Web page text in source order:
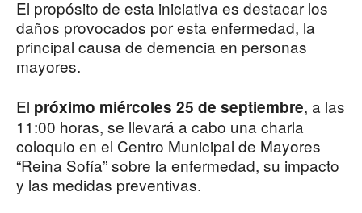
El propósito de esta iniciativa es destacar los
daños provocados por esta enfermedad, la
principal causa de demencia en personas
mayores.
El próximo miércoles 25 de septiembre, a las
11:00 horas, se llevará a cabo una charla
coloquio en el Centro Municipal de Mayores
“Reina Sofía” sobre la enfermedad, su impacto
y las medidas preventivas.